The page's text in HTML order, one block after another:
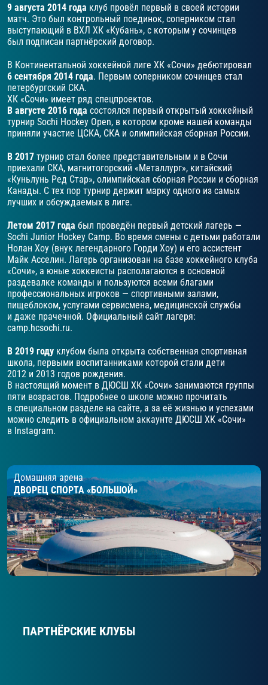
9 августа 2014 года клуб провёл первый в своей истории
матч. Это был контрольный поединок, соперником стал
выступающий в ВХЛ ХК «Кубань», с которым у сочинцев
был подписан партнёрский договор.
В Континентальной хоккейной лиге ХК «Сочи» дебютировал
6 сентября 2014 года. Первым соперником сочинцев стал
петербургский СКА.
ХК «Сочи» имеет ряд спецпроектов.
В августе 2016 года состоялся первый открытый хоккейный
турнир Sochi Hockey Open, в котором кроме нашей команды
приняли участие ЦСКА, СКА и олимпийская сборная России.
В 2017 турнир стал более представительным и в Сочи
приехали СКА, магнитогорский «Металлург», китайский
«Куньлунь Ред Стар», олимпийская сборная России и сборная
Канады. С тех пор турнир держит марку одного из самых
лучших и обсуждаемых в лиге.
Летом 2017 года был проведён первый детский лагерь —
Sochi Junior Hockey Camp. Во время смены с детьми работали
Нолан Хоу (внук легендарного Горди Хоу) и его ассистент
Майк Асселин. Лагерь организован на базе хоккейного клуба
«Сочи», а юные хоккеисты располагаются в основной
раздевалке команды и пользуются всеми благами
профессиональных игроков — спортивными залами,
пищеблоком, услугами сервисмена, медицинской службы
и даже прачечной. Официальный сайт лагеря:
camp.hcsochi.ru.
В 2019 году клубом была открыта собственная спортивная
школа, первыми воспитанниками которой стали дети
2012 и 2013 годов рождения.
В настоящий момент в ДЮСШ ХК «Сочи» занимаются группы
пяти возрастов. Подробнее о школе можно прочитать
в специальном разделе на сайте, а за её жизнью и успехами
можно следить в официальном аккаунте ДЮСШ ХК «Сочи»
в Instagram.
Домашняя арена
ДВОРЕЦ СПОРТА «БОЛЬШОЙ»
ПАРТНЁРСКИЕ КЛУБЫ